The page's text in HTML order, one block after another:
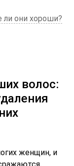
ли они хороши?
волос:
женщин, и